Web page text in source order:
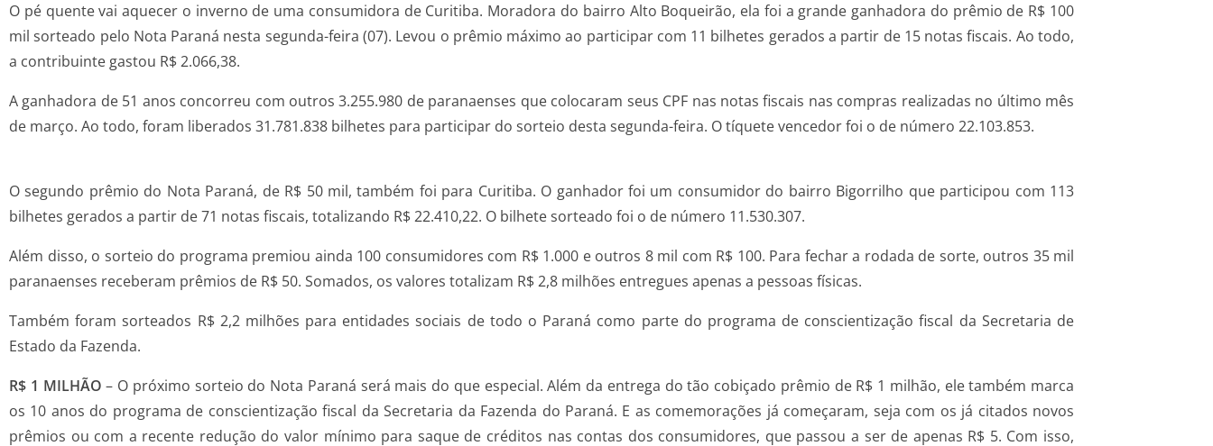
O pé quente vai aquecer o inverno de uma consumidora de Curitiba. Moradora do bairro Alto Boqueirão, ela foi a grande ganhadora do prêmio de R$ 100
mil sorteado pelo Nota Paraná nesta segunda-feira (07). Levou o prêmio máximo ao participar com 11 bilhetes gerados a partir de 15 notas fiscais. Ao todo,
a contribuinte gastou R$ 2.066,38.
A ganhadora de 51 anos concorreu com outros 3.255.980 de paranaenses que colocaram seus CPF nas notas fiscais nas compras realizadas no último mês
de março. Ao todo, foram liberados 31.781.838 bilhetes para participar do sorteio desta segunda-feira. O tíquete vencedor foi o de número 22.103.853.
O segundo prêmio do Nota Paraná, de R$ 50 mil, também foi para Curitiba. O ganhador foi um consumidor do bairro Bigorrilho que participou com 113
bilhetes gerados a partir de 71 notas fiscais, totalizando R$ 22.410,22. O bilhete sorteado foi o de número 11.530.307.
Além disso, o sorteio do programa premiou ainda 100 consumidores com R$ 1.000 e outros 8 mil com R$ 100. Para fechar a rodada de sorte, outros 35 mil
paranaenses receberam prêmios de R$ 50. Somados, os valores totalizam R$ 2,8 milhões entregues apenas a pessoas físicas.
Também foram sorteados R$ 2,2 milhões para entidades sociais de todo o Paraná como parte do programa de conscientização fiscal da Secretaria de
Estado da Fazenda.
R$ 1 MILHÃO – O próximo sorteio do Nota Paraná será mais do que especial. Além da entrega do tão cobiçado prêmio de R$ 1 milhão, ele também marca
os 10 anos do programa de conscientização fiscal da Secretaria da Fazenda do Paraná. E as comemorações já começaram, seja com os já citados novos
prêmios ou com a recente redução do valor mínimo para saque de créditos nas contas dos consumidores, que passou a ser de apenas R$ 5. Com isso,